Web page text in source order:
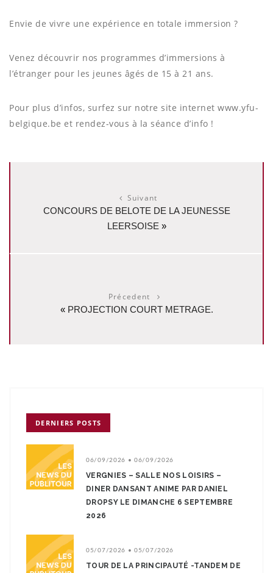
Envie de vivre une expérience en totale immersion ?
Venez découvrir nos programmes d’immersions à
l’étranger pour les jeunes âgés de 15 à 21 ans.
Pour plus d’infos, surfez sur notre site internet www.yfu-
belgique.be et rendez-vous à la séance d’info !
Suivant
CONCOURS DE BELOTE DE LA JEUNESSE
LEERSOISE »
Précedent
« PROJECTION COURT METRAGE.
DERNIERS POSTS
06/09/2026 • 06/09/2026
VERGNIES – SALLE NOS LOISIRS –
DINER DANSANT ANIME PAR DANIEL
DROPSY LE DIMANCHE 6 SEPTEMBRE
2026
05/07/2026 • 05/07/2026
TOUR DE LA PRINCIPAUTÉ -TANDEM DE